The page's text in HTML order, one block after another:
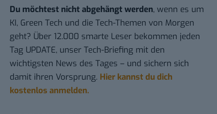
Du möchtest nicht abgehängt werden, wenn es um
KI, Green Tech und die Tech-Themen von Morgen
geht? Über 12.000 smarte Leser bekommen jeden
Tag UPDATE, unser Tech-Briefing mit den
wichtigsten News des Tages – und sichern sich
damit ihren Vorsprung. Hier kannst du dich
kostenlos anmelden.